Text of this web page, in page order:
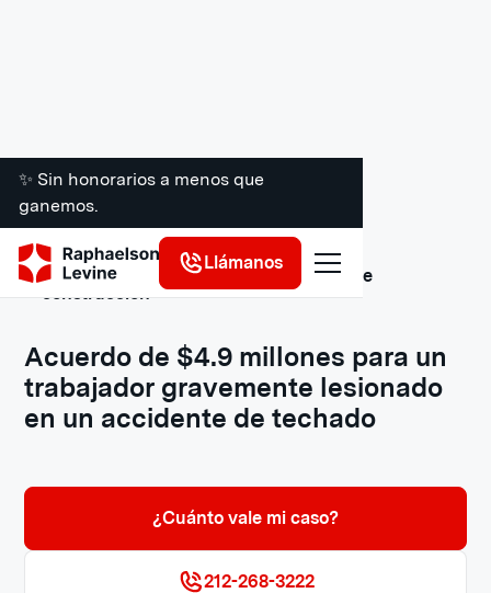
✨ Sin honorarios a menos que
ganemos.
Llámanos
Acuerdos y veredictos de accidentes de
construcción
Acuerdo de $4.9 millones para un
trabajador gravemente lesionado
en un accidente de techado
¿Cuánto vale mi caso?
212-268-3222